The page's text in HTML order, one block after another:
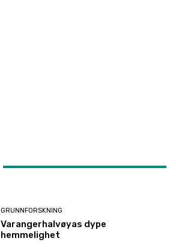
GRUNNFORSKNING
Varangerhalvøyas dype
hemmelighet